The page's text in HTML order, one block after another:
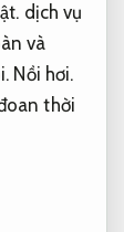
dịch vụ
và
Nồi hơi.
thời